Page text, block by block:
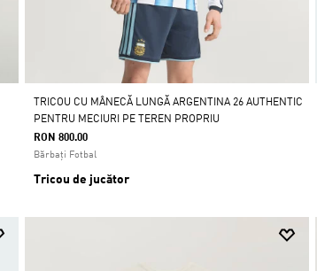
TRICOU CU MÂNECĂ LUNGĂ ARGENTINA 26 AUTHENTIC
PENTRU MECIURI PE TEREN PROPRIU
RON 800.00
Bărbați Fotbal
Tricou de jucător